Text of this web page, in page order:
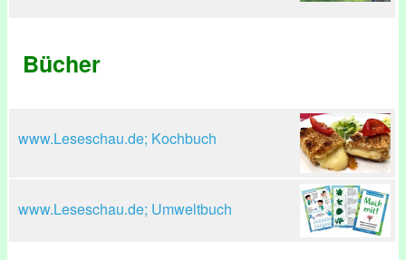
Bücher
www.Leseschau.de; Kochbuch
www.Leseschau.de; Umweltbuch